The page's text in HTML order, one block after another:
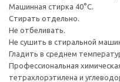
Машинная стирка 40°С.
Стирать отдельно.
Не отбеливать.
Не сушить в стиральной
Гладить в среднем
Профессиональная
тетрахлорэтилена и